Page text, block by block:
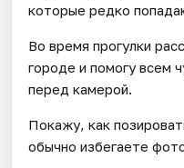
которые редко
Во время прогулки
городе и помогу всем
перед камерой.
Покажу, как
обычно избегаете